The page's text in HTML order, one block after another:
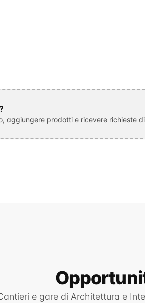
aggiungere prodotti e ricevere richieste
e gare di Architettura e